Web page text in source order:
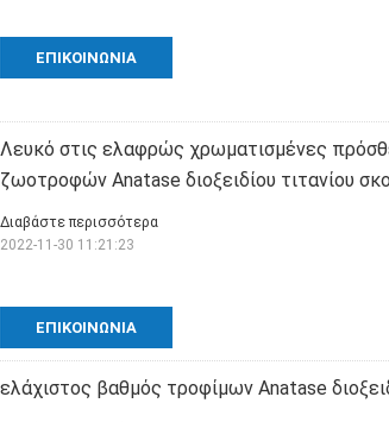
ΕΠΙΚΟΙΝΩΝΊΑ
Λευκό στις ελαφρώς χρωματισμένες
ζωοτροφών Anatase διοξειδίου τιτανίου
ΕΠΙΚΟΙΝΩΝΊΑ
Διαβάστε περισσότερα
2022-11-30 11:21:23
ελάχιστος βαθμός τροφίμων Anatase